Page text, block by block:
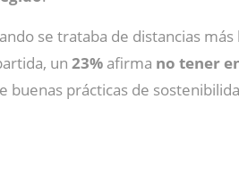
se trataba de distancias
un 23% afirma no tener
prácticas de